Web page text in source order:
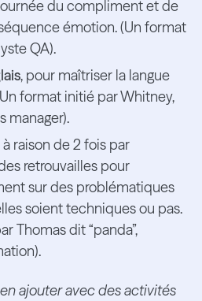
du compliment et de
émotion. (Un format
QA).
, pour maîtriser la langue
format initié par Whitney,
manager).
à raison de 2 fois par
retrouvailles pour
sur des problématiques
soient techniques ou pas.
Thomas dit “panda”,
ajouter avec des activités